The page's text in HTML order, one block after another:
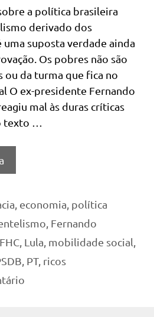
a política brasileira
derivado dos
uma suposta verdade ainda
Os pobres não são
ou da turma que fica no
O ex-presidente Fernando
mal às duras críticas
texto …
economia política
Fernando
FHC Lula mobilidade social
PT, ricos